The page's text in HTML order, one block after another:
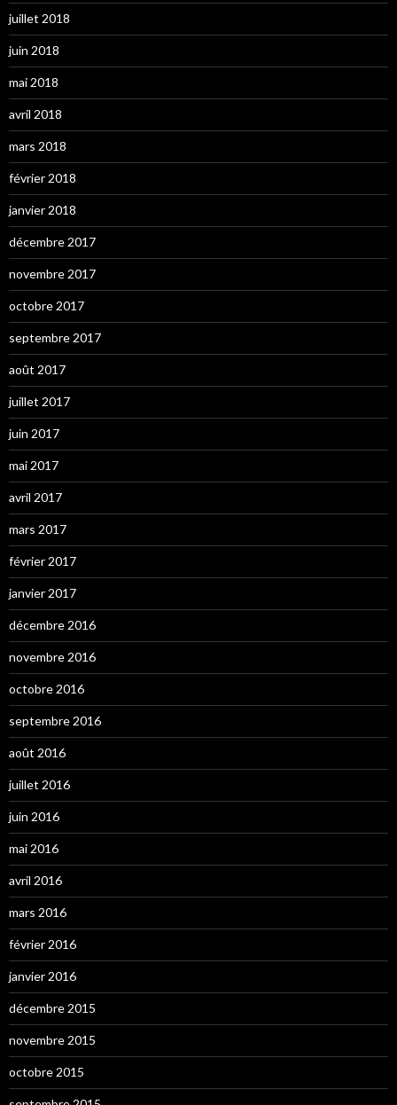
juillet 2018
juin 2018
mai 2018
avril 2018
mars 2018
février 2018
janvier 2018
décembre 2017
novembre 2017
octobre 2017
septembre 2017
août 2017
juillet 2017
juin 2017
mai 2017
avril 2017
mars 2017
février 2017
janvier 2017
décembre 2016
novembre 2016
octobre 2016
septembre 2016
août 2016
juillet 2016
juin 2016
mai 2016
avril 2016
mars 2016
février 2016
janvier 2016
décembre 2015
novembre 2015
octobre 2015